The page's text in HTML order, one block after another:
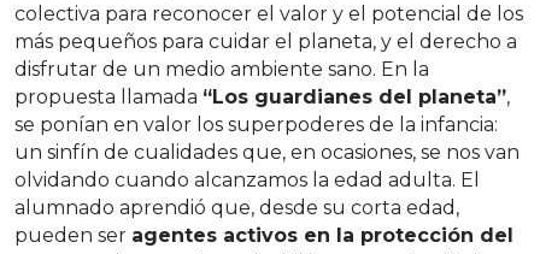
colectiva para reconocer el valor y el potencial de los
más pequeños para cuidar el planeta, y el derecho a
disfrutar de un medio ambiente sano. En la
propuesta llamada “Los guardianes del planeta”,
se ponían en valor los superpoderes de la infancia:
un sinfín de cualidades que, en ocasiones, se nos van
olvidando cuando alcanzamos la edad adulta. El
alumnado aprendió que, desde su corta edad,
pueden ser agentes activos en la protección del